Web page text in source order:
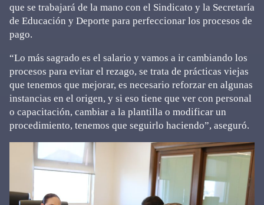
que se trabajará de la mano con el Sindicato y la Secretaría
de Educación y Deporte para perfeccionar los procesos de
pago.
“Lo más sagrado es el salario y vamos a ir cambiando los
procesos para evitar el rezago, se trata de prácticas viejas
que tenemos que mejorar, es necesario reforzar en algunas
instancias en el origen, y si eso tiene que ver con personal
o capacitación, cambiar a la plantilla o modificar un
procedimiento, tenemos que seguirlo haciendo”, aseguró.